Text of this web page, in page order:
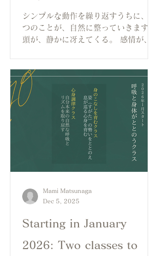
シンプルな動作を繰り返すうちに、三
つのことが、自然に整っていきます。
頭が、静かに冴えてくる。 感情が、内
る。 思考でも、感情でも、からだでも
なく、その三つが同時に、ひとつにな
る瞬間があります。
Starting in January
2026: Two classes to
Mami Matsunaga
Dec 5, 2025